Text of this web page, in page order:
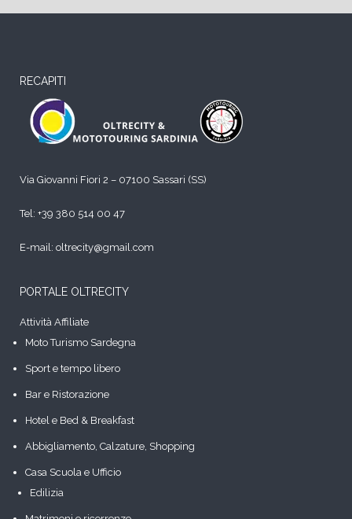
RECAPITI
Via Giovanni Fiori 2 – 07100 Sassari (SS)
Tel: +39 380 514 00 47
E-mail: oltrecity@gmail.com
PORTALE OLTRECITY
Attività Affiliate
Moto Turismo Sardegna
Sport e tempo libero
Bar e Ristorazione
Hotel e Bed & Breakfast
Abbigliamento, Calzature, Shopping
Casa Scuola e Ufficio
Edilizia